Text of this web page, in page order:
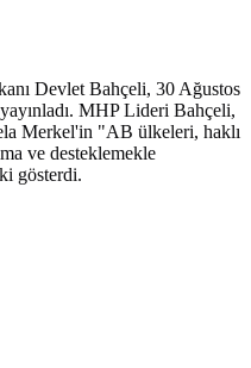
Devlet Bahçeli, 30 Ağustos
MHP Lideri Bahçeli,
Merkel'in "AB ülkeleri, haklı
ve desteklemekle
gösterdi.